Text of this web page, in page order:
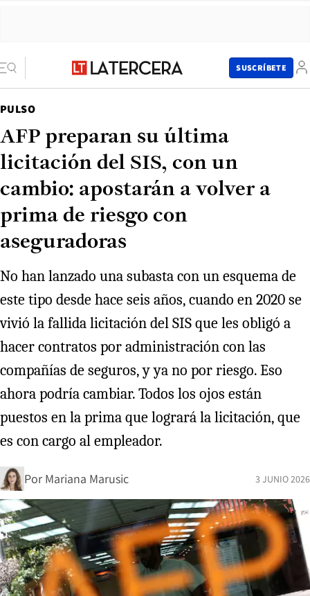
SUSCRÍBETE
PULSO
AFP preparan su última
licitación del SIS, con un
cambio: apostarán a volver a
prima de riesgo con
aseguradoras
No han lanzado una subasta con un esquema de
este tipo desde hace seis años, cuando en 2020 se
vivió la fallida licitación del SIS que les obligó a
hacer contratos por administración con las
compañías de seguros, y ya no por riesgo. Eso
ahora podría cambiar. Todos los ojos están
puestos en la prima que logrará la licitación, que
es con cargo al empleador.
Por Mariana Marusic 3 JUNIO 2026